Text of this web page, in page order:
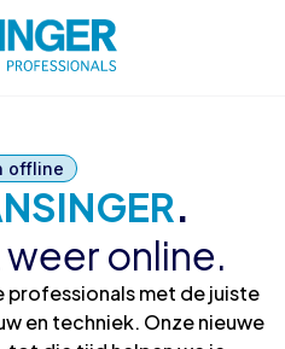
offline
.
online.
professionals met de juiste
en techniek. Onze nieuwe